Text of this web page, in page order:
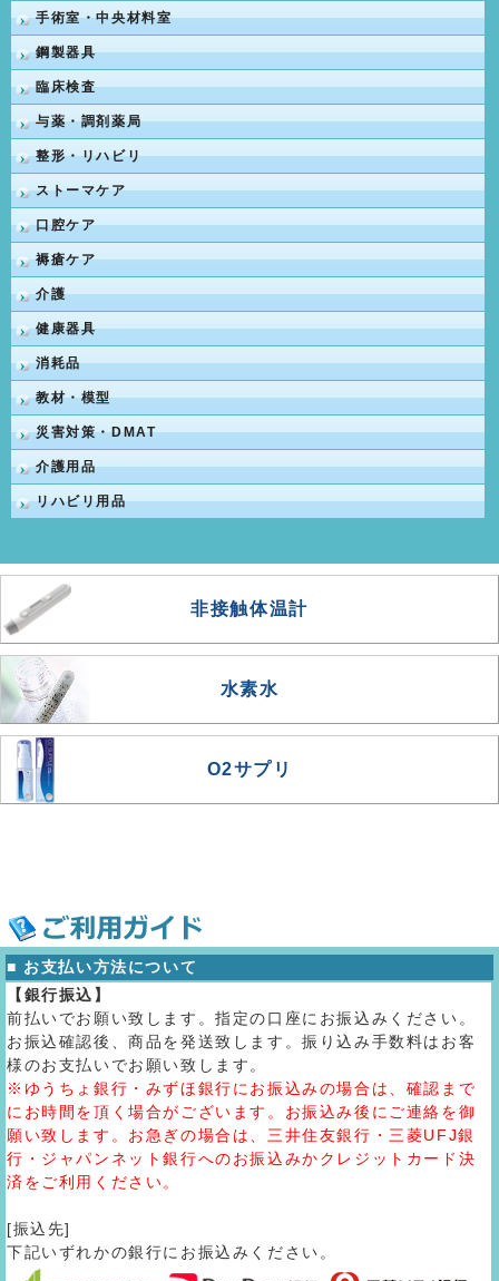
手術室・中央材料室
鋼製器具
臨床検査
与薬・調剤薬局
整形・リハビリ
ストーマケア
口腔ケア
褥瘡ケア
介護
健康器具
消耗品
教材・模型
災害対策・DMAT
介護用品
リハビリ用品
非接触体温計
水素水
O2サプリ
■ お支払い方法について
【銀行振込】
前払いでお願い致します。指定の口座にお振込みください。
お振込確認後、商品を発送致します。振り込み手数料はお客
様のお支払いでお願い致します。
※ゆうちょ銀行・みずほ銀行にお振込みの場合は、確認まで
にお時間を頂く場合がございます。お振込み後にご連絡を御
願い致します。お急ぎの場合は、三井住友銀行・三菱UFJ銀
行・ジャパンネット銀行へのお振込みかクレジットカード決
済をご利用ください。
[振込先]
下記いずれかの銀行にお振込みください。